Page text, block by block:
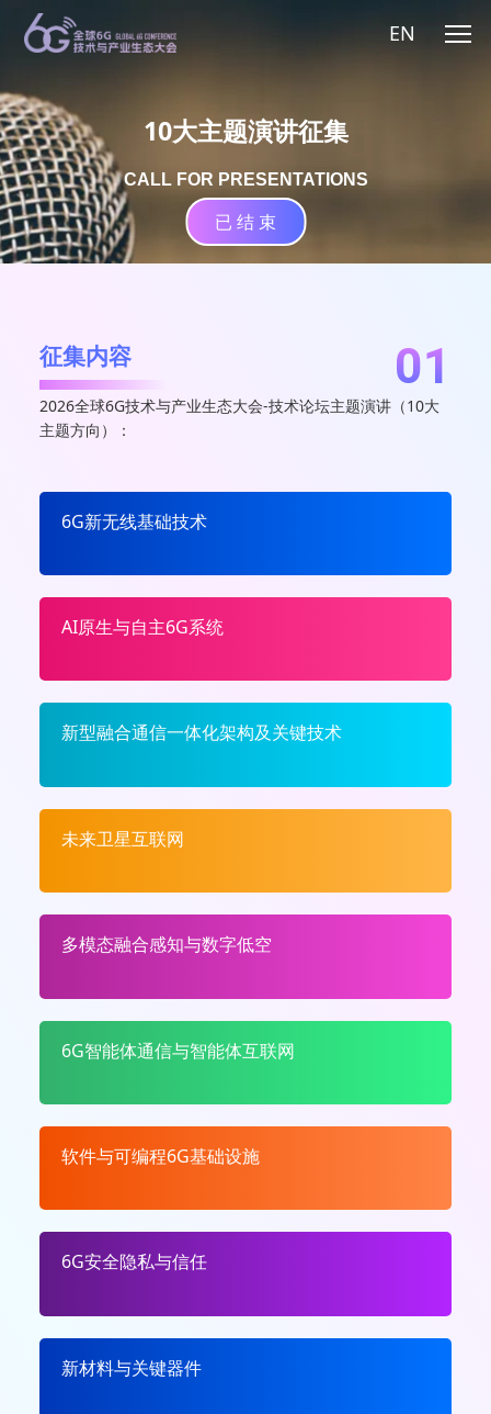
EN
10大主题演讲征集
CALL FOR PRESENTATIONS
已 结 束
征集内容 01
2026全球6G技术与产业生态大会-技术论坛主题演讲（10大
主题方向）：
6G新无线基础技术
AI原生与自主6G系统
新型融合通信一体化架构及关键技术
未来卫星互联网
多模态融合感知与数字低空
6G智能体通信与智能体互联网
软件与可编程6G基础设施
6G安全隐私与信任
新材料与关键器件